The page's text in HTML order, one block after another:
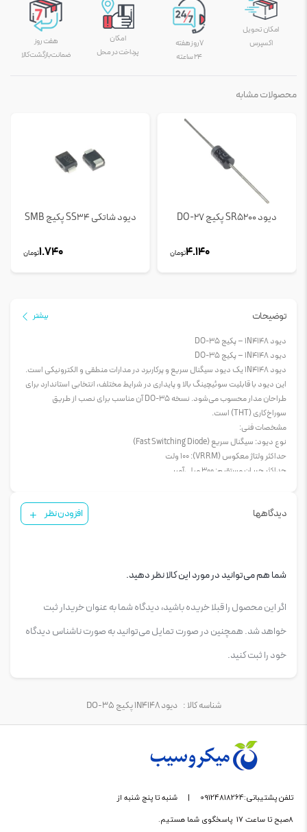
امکان تحویل
اکسپرس
۷ روز هفته
۲۴ ساعته
امکان
پرداخت در محل
هفت روز
ضمانت بازگشت کالا
محصولات مشابه
دیود SR5200 پکیج DO-27
4.140تومان
دیود شاتکی SS34 پکیج SMB
1.740تومان
توضیحات بیشتر
دیود 1N4148 – پکیج DO-35
دیود 1N4148 – پکیج DO-35
دیود 1N4148 یک دیود سیگنال سریع و پرکاربرد در مدارات منطقی و الکترونیکی است.
این دیود با قابلیت سوئیچینگ بالا و پایداری در شرایط مختلف، انتخابی استاندارد برای
طراحان مدار محسوب می‌شود. نسخه DO-35 آن مناسب برای نصب از طریق
سوراخ‌کاری (THT) است.
مشخصات فنی:
نوع دیود: سیگنال سریع (Fast Switching Diode)
حداکثر ولتاژ معکوس (VRRM): 100 ولت
حداکثر جریان مستقیم: 300 میلی‌آمپر
پکیج: DO-35 (مناسب برای نصب سوراخ‌کاری)
دیدگاهها افزودن نظر
شما هم می‌توانید در مورد این کالا نظر دهید.
اگر این محصول را قبلا خریده باشید، دیدگاه شما به عنوان خریدار ثبت
خواهد شد. همچنین در صورت تمایل می‌توانید به صورت ناشناس دیدگاه
خود را ثبت کنید.
شناسه کالا : دیود 1N4148 پکیج DO-35
تلفن پشتیبانی:09124818264 |
شنبه تا پنج شنبه از
8صبح تا ساعت 17 پاسخگوی شما هستیم.